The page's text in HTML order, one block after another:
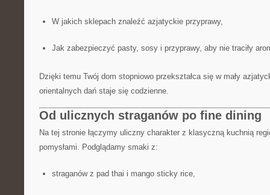
W jakich sklepach znaleźć azjatyckie przyprawy,
Jak zabezpieczyć pasty, sosy i przyprawy, aby nie traciły
Dzięki temu Twój dom stopniowo przekształca się w mały
orientalnych dań staje się codzienne.
Od ulicznych straganów po fine dining
Na tej stronie łączymy uliczny charakter z klasyczną kuchnią
pomysłami. Podglądamy smaki z:
straganów z pad thai i mango sticky rice,